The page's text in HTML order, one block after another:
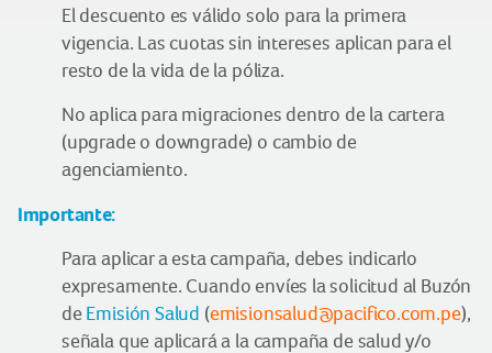
El descuento es válido solo para la primera
vigencia. Las cuotas sin intereses aplican para el
resto de la vida de la póliza.
No aplica para migraciones dentro de la cartera
(upgrade o downgrade) o cambio de
agenciamiento.
Importante:
Para aplicar a esta campaña, debes indicarlo
expresamente. Cuando envíes la solicitud al Buzón
de Emisión Salud (emisionsalud@pacifico.com.pe),
señala que aplicará a la campaña de salud y/o